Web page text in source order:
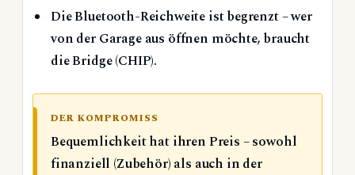
Die Bluetooth-Reichweite ist begrenzt – wer
von der Garage aus öffnen möchte, braucht
die Bridge (CHIP).
DER KOMPROMISS
Bequemlichkeit hat ihren Preis – sowohl
finanziell (Zubehör) als auch in der